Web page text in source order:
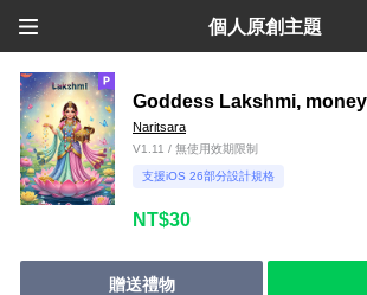
個人原創主題
Goddess Lakshmi,
Naritsara
V1.11 / 無使用效期限制
支援iOS 26部分設計規格
NT$30
贈送禮物